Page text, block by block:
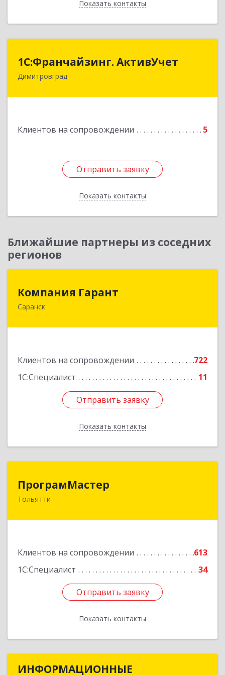
Показать контакты
Назад
1С:Франчайзинг. АктивУчет
Димитровград
Клиентов на сопровождении 5
Отправить заявку
Показать контакты
1С:Франчайзинг. АктивУчет
433505, Ульяновская обл., г. Димитровград, ул.
Отправить заявку
Назад
Ближайшие партнеры из соседних
регионов
Компания Гарант
Саранск
Клиентов на сопровождении
722
1С:Специалист
11
Отправить заявку
Показать контакты
Отправить заявку
Назад
ПрограмМастер
Тольятти
Клиентов на сопровождении
613
1С:Специалист
34
Отправить заявку
Показать контакты
Отправить заявку
Назад
ИНФОРМАЦИОННЫЕИНФОРМАЦИОННЫЕ